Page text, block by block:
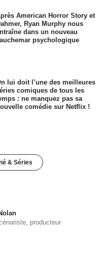
American Horror Story et
Ryan Murphy nous
dans un nouveau
psychologique
lui doit l’une des meilleures
comiques de tous les
: ne manquez pas sa
comédie sur Netflix !
& Séries
producteur